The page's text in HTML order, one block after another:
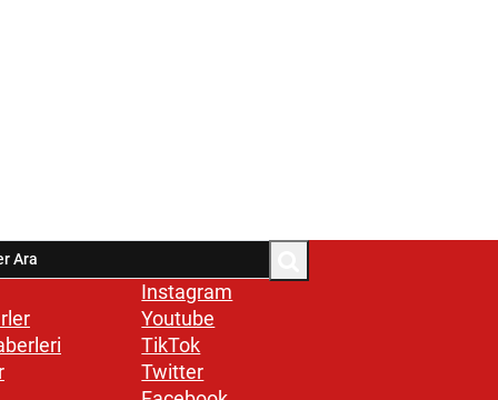
Instagram
Youtube
TikTok
Twitter